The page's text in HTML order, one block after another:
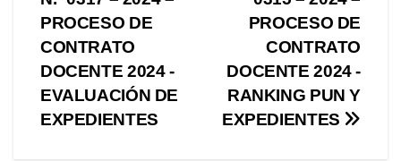
de
entradas
PROCESO DE
CONTRATO
DOCENTE 2024 -
RANKING PUN Y
EXPEDIENTES
PROCESO DE
CONTRATO
DOCENTE 2024 -
EVALUACIÓN DE
EXPEDIENTES